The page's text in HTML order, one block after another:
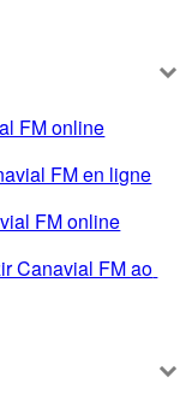
FM online
FM en ligne
FM online
Canavial FM ao